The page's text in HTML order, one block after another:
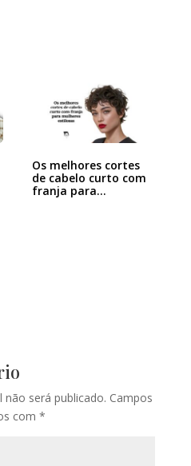
Os melhores cortes
de cabelo curto com
franja para…
não será publicado. Campos
com *